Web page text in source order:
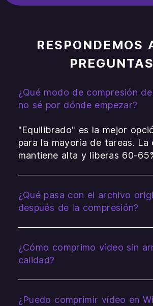
RESPONDEMOS
¿Qué modo de compresión
no sé por dónde empezar?
"Equilibrado" es la mejor
para la mayoría de tareas. La
mantiene alta y liberas 60-
¿Qué pasa con el archivo
después de la compresión?
¿Cómo comprimo vídeo sin
calidad?
¿Puedo comprimir vídeo en